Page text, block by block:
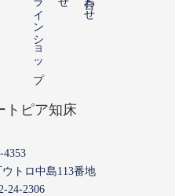
トピア知床
4353
トロ中島113番地
24-2306